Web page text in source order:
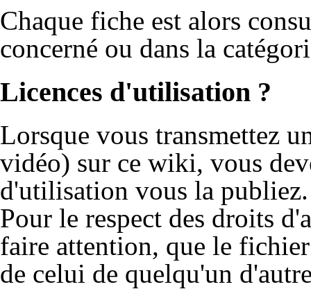
Chaque fiche est alors
concerné ou dans la
Licences d'utilisation ?
Lorsque vous transmettez
vidéo) sur ce wiki, vous
d'utilisation vous la publiez.
Pour le respect des droits
faire attention, que le
de celui de quelqu'un